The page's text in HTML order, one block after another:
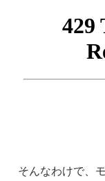
そんなわけで、